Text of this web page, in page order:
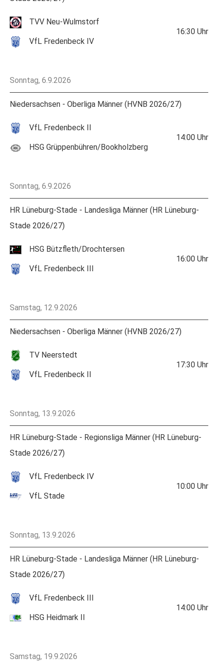
TVV Neu-Wulmstorf
VfL Fredenbeck IV
16:30 Uhr
Sonntag, 6.9.2026
Niedersachsen - Oberliga Männer (HVNB 2026/27)
VfL Fredenbeck II
HSG Grüppenbühren/Bookholzberg
14:00 Uhr
Sonntag, 6.9.2026
HR Lüneburg-Stade - Landesliga Männer (HR Lüneburg-
Stade 2026/27)
HSG Bützfleth/Drochtersen
VfL Fredenbeck III
16:00 Uhr
Samstag, 12.9.2026
Niedersachsen - Oberliga Männer (HVNB 2026/27)
TV Neerstedt
VfL Fredenbeck II
17:30 Uhr
Sonntag, 13.9.2026
HR Lüneburg-Stade - Regionsliga Männer (HR Lüneburg-
Stade 2026/27)
VfL Fredenbeck IV
VfL Stade
10:00 Uhr
Sonntag, 13.9.2026
HR Lüneburg-Stade - Landesliga Männer (HR Lüneburg-
Stade 2026/27)
VfL Fredenbeck III
HSG Heidmark II
14:00 Uhr
Samstag, 19.9.2026